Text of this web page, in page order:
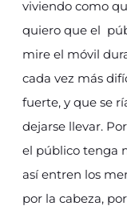
viviendo como
quiero que el
mire el móvil
cada vez más
fuerte, y que se
dejarse llevar.
el público tenga
así entren los
por la cabeza,